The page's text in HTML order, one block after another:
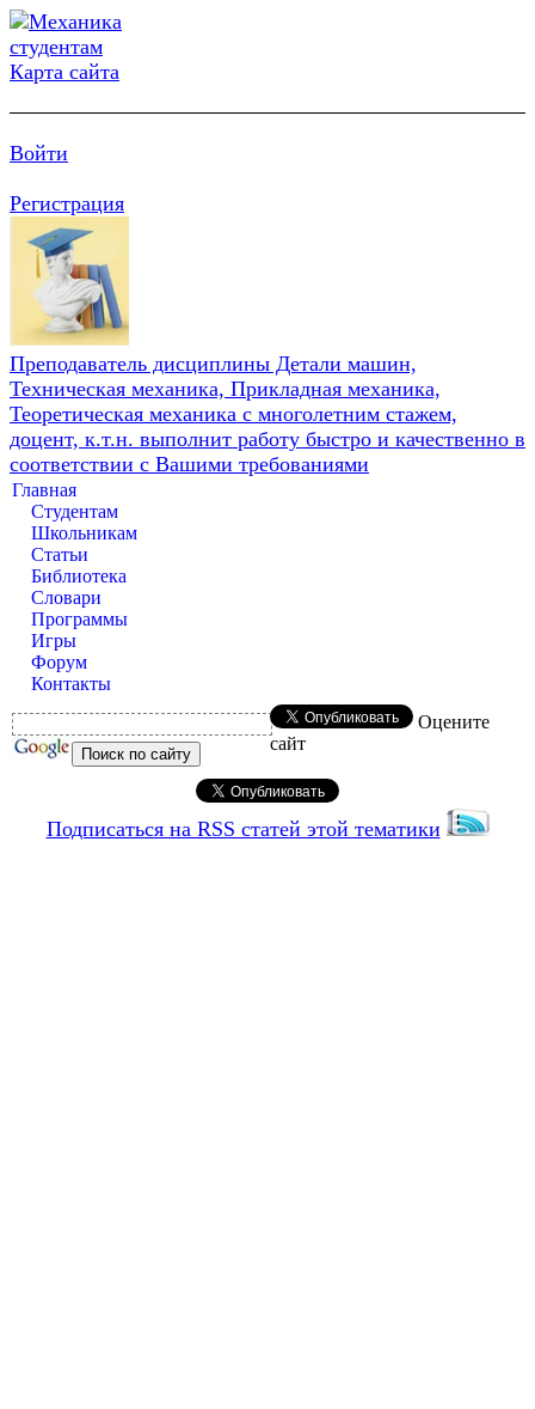
Карта сайта
Войти
Регистрация
Преподаватель дисциплины Детали машин,
Техническая механика, Прикладная механика,
Теоретическая механика с многолетним стажем,
доцент, к.т.н. выполнит работу быстро и качественно в
соответствии с Вашими требованиями
Главная
Студентам
Школьникам
Статьи
Библиотека
Словари
Программы
Игры
Форум
Контакты
Оцените
сайт
Подписаться на RSS статей этой тематики